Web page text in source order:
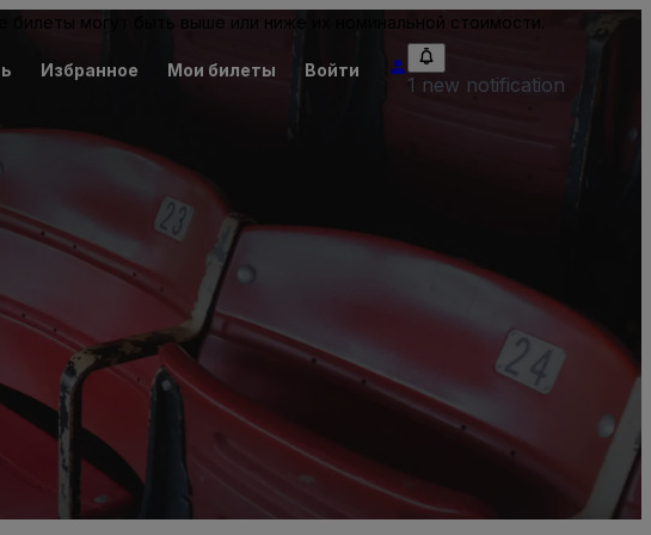
могут быть выше или ниже их номинальной стоимости.
Избранное Мои билеты Войти
1 new notification